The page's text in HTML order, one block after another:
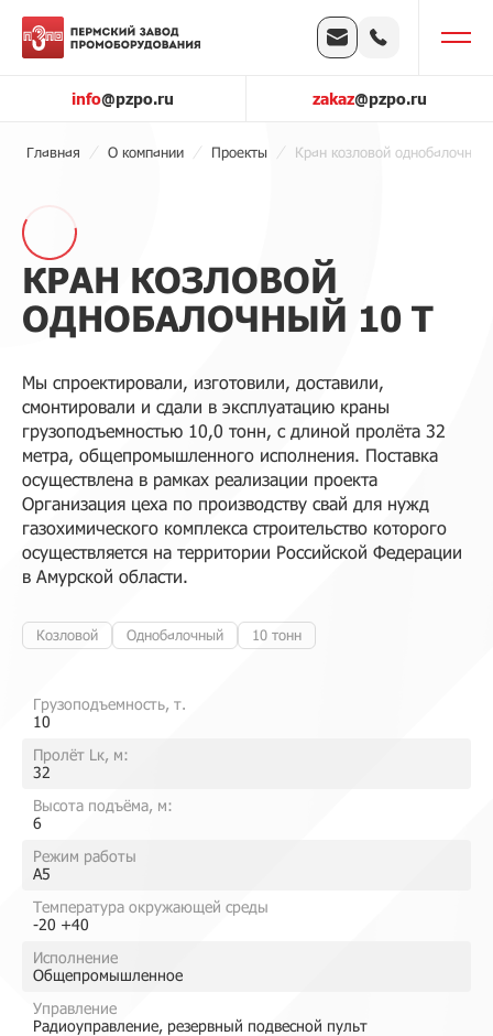
info@pzpo.ru zakaz@pzpo.ru
Главная О компании Проекты Кран козловой однобалочный
КРАН КОЗЛОВОЙ
ОДНОБАЛОЧНЫЙ 10 Т
Мы спроектировали, изготовили, доставили,
смонтировали и сдали в эксплуатацию краны
грузоподъемностью 10,0 тонн, с длиной пролёта 32
метра, общепромышленного исполнения. Поставка
осуществлена в рамках реализации проекта
Организация цеха по производству свай для нужд
газохимического комплекса строительство которого
осуществляется на территории Российской Федерации
в Амурской области.
Козловой Однобалочный 10 тонн
Грузоподъемность, т.
10
Пролёт Lк, м:
32
Высота подъёма, м:
6
Режим работы
A5
Температура окружающей среды
-20 +40
Исполнение
Общепромышленное
Управление
Радиоуправление, резервный подвесной пульт